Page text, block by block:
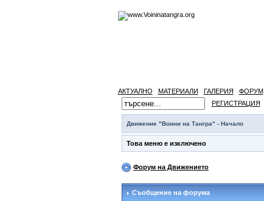
АКТУАЛНО МАТЕРИАЛИ ГАЛЕРИЯ ФОРУМ
РЕГИСТРАЦИЯ
Движение "Воини на Тангра" - Начало
Това меню е изключено
Форум на Движението
Съобщение на форума